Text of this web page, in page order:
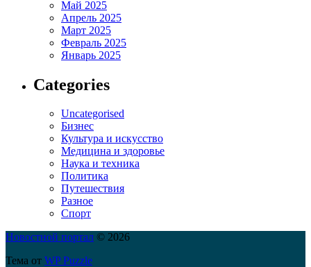
Май 2025
Апрель 2025
Март 2025
Февраль 2025
Январь 2025
Categories
Uncategorised
Бизнес
Культура и искусство
Медицина и здоровье
Наука и техника
Политика
Путешествия
Разное
Спорт
Новостной портал © 2026
Тема от WP Puzzle